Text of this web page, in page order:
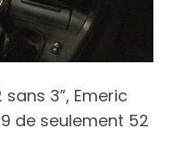
3”, Emeric
de seulement 52